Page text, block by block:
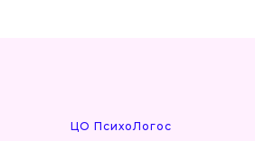
ЦО ПсихоЛогос